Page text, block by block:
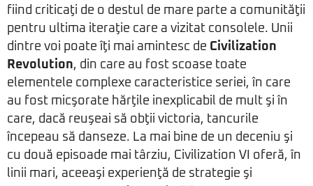
fiind criticaţi de o destul de mare parte a comunităţii
pentru ultima iteraţie care a vizitat consolele. Unii
dintre voi poate îţi mai amintesc de Civilization
Revolution, din care au fost scoase toate
elementele complexe caracteristice seriei, în care
au fost micşorate hărţile inexplicabil de mult şi în
care, dacă reuşeai să obţii victoria, tancurile
începeau să danseze. La mai bine de un deceniu şi
cu două episoade mai târziu, Civilization VI oferă, în
linii mari, aceeaşi experienţă de strategie şi